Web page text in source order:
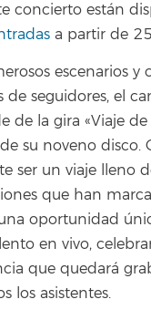
concierto están
a partir de
escenarios y
de seguidores, el
de la gira «Viaje
su noveno disco.
ser un viaje lleno
que han
oportunidad
en vivo,
que quedará
los asistentes.